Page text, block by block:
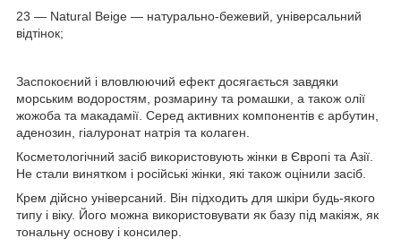
23 — Natural Beige — натурально-бежевий, універсальний
відтінок;
Заспокоєний і вловлюючий ефект досягається завдяки
морським водоростям, розмарину та ромашки, а також олії
жожоба та макадамії. Серед активних компонентів є арбутин,
аденозин, гіалуронат натрія та колаген.
Косметологічний засіб використовують жінки в Європі та Азії.
Не стали винятком і російські жінки, які також оцінили засіб.
Крем дійсно універсаний. Він підходить для шкіри будь-якого
типу і віку. Його можна використовувати як базу під макіяж, як
тональну основу і консилер.